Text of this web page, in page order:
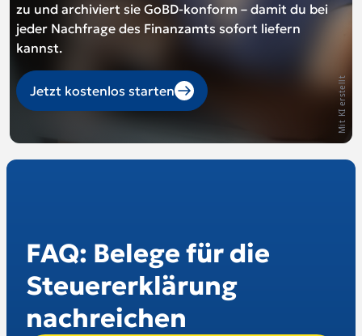
zu und archiviert sie GoBD-konform – damit du bei
jeder Nachfrage des Finanzamts sofort liefern
kannst.
Jetzt kostenlos starten Mit KI erstellt
FAQ: Belege für die
Steuer­er­klä­rung
nachreichen